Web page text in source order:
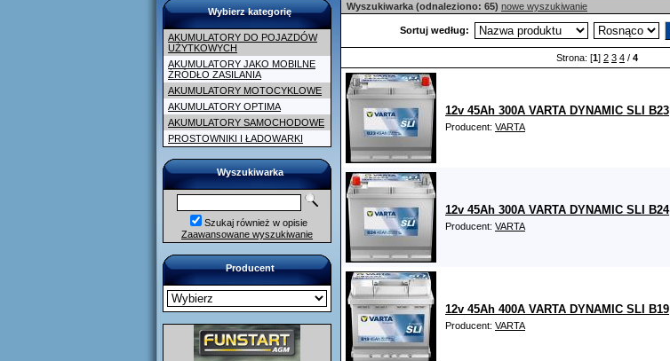
Wybierz kategorię
AKUMULATORY DO POJAZDÓW
UŻYTKOWYCH
AKUMULATORY JAKO MOBILNE
ŹRÓDŁO ZASILANIA
AKUMULATORY MOTOCYKLOWE
AKUMULATORY OPTIMA
AKUMULATORY SAMOCHODOWE
PROSTOWNIKI I ŁADOWARKI
Wyszukiwarka
Szukaj również w opisie
Zaawansowane wyszukiwanie
Producent
Wyszukiwarka (odnaleziono: 65) nowe wyszukiwanie
Sortuj według:
Strona: [1] 2 3 4 / 4
12v 45Ah 300A VARTA DYNAMIC SLI B23
Producent: VARTA
12v 45Ah 300A VARTA DYNAMIC SLI B24
Producent: VARTA
12v 45Ah 400A VARTA DYNAMIC SLI B19
Producent: VARTA